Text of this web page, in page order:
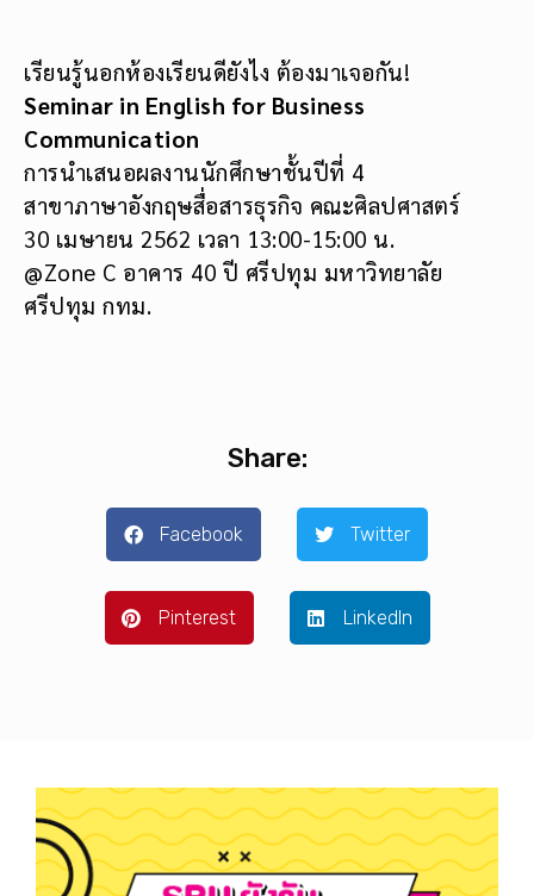
เรียนรู้นอกห้องเรียนดียังไง ต้องมาเจอกัน!
Seminar in English for Business
Communication
การนำเสนอผลงานนักศึกษาชั้นปีที่ 4
สาขาภาษาอังกฤษสื่อสารธุรกิจ คณะศิลปศาสตร์
30 เมษายน 2562 เวลา 13:00-15:00 น.
@Zone C อาคาร 40 ปี ศรีปทุม มหาวิทยาลัย
ศรีปทุม กทม.
Share:
Facebook Twitter
Pinterest LinkedIn